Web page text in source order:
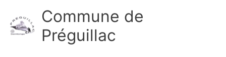
Commune de
Préguillac